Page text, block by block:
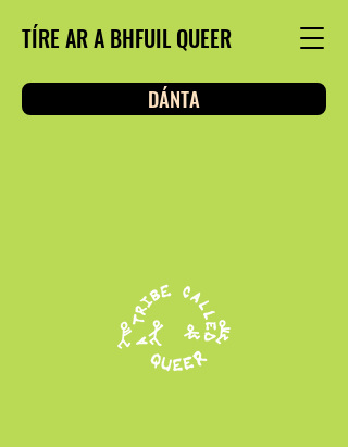
TÍRE AR A BHFUIL QUEER
DÁNTA